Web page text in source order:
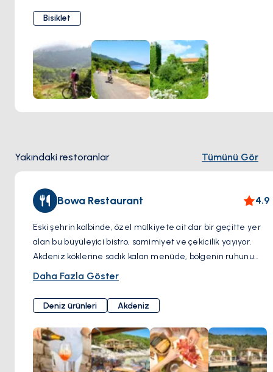
hızınızda keşfe çıkarak gizli plajları, şirin köyleri ve
zeytinlikleri keşfedin.
Lojistik: Şipan'ın ana köylerinden Suđurađ veya Šipanska
Luka'da bisiklet kiralama yerleri bulun. Yanınıza su ve
atıştırmalıklar almayı unutmayın.
Daha fazla cazibe: Gizli bir koyda serinlemek için durun ve
dönüş yolunda yerel bir meyhanede keyifli bir öğle yemeği
yiyerek bisiklet turunuzu tamamlayın.
Bisiklet
Yakındaki restoranlar Tümünü Gör
Bowa Restaurant 4.9
Eski şehrin kalbinde, özel mülkiyete ait dar bir geçitte yer
alan bu büyüleyici bistro, samimiyet ve çekicilik yayıyor.
Akdeniz köklerine sadık kalan menüde, bölgenin ruhunu
yakalayan hafif, renkli ve mevsimlik yemekler yer alıyor.
spesiyaliteler sık sık dönüşümlü olarak sunulmaktadır. İlginç
ambiyansı ve nefis yemekleri ile bu bistro, keyifli bir öğle
yemeği için ideal mekandır.
Daha Fazla Göster
Deniz ürünleri Akdeniz